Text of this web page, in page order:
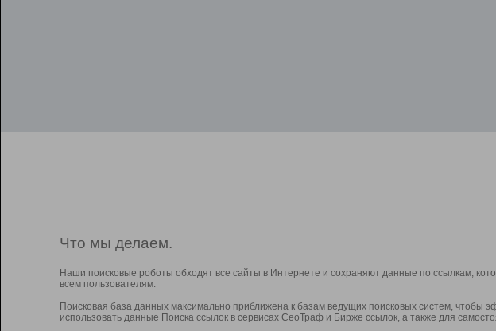
Что мы делаем.
Наши поисковые роботы обходят все сайты в Интернете и сохраняют данные по ссылкам,
всем пользователям.
Поисковая база данных максимально приближена к базам ведущих поисковых систем, чтобы
использовать данные Поиска ссылок в сервисах СеоТраф и Бирже ссылок, а также для